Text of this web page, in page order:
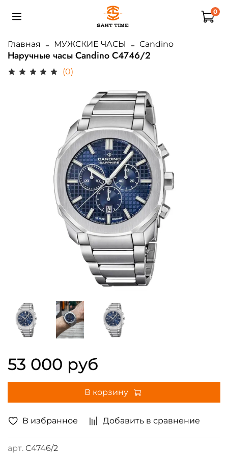
0
Главная МУЖСКИЕ ЧАСЫ Candino
Наручные часы Candino C4746/2
(0)
В избранное Добавить в сравнение
арт. C4746/2
53 000 руб
В корзину